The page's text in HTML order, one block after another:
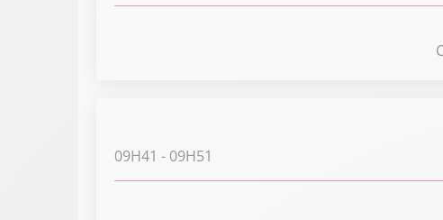
09H41 - 09H51